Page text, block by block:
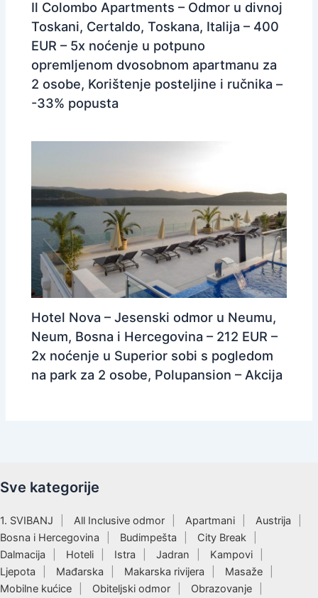
Il Colombo Apartments – Odmor u divnoj
Toskani, Certaldo, Toskana, Italija – 400
EUR – 5x noćenje u potpuno
opremljenom dvosobnom apartmanu za
2 osobe, Korištenje posteljine i ručnika –
-33% popusta
Hotel Nova – Jesenski odmor u Neumu,
Neum, Bosna i Hercegovina – 212 EUR –
2x noćenje u Superior sobi s pogledom
na park za 2 osobe, Polupansion – Akcija
Sve kategorije
1. SVIBANJ All Inclusive odmor Apartmani
Austrija
Bosna i Hercegovina
Budimpešta
City Break
Dalmacija
Hoteli Istra Jadran
Kampovi
Ljepota
Mađarska Makarska rivijera
Masaže
Mobilne kućice
Obiteljski odmor Obrazovanje